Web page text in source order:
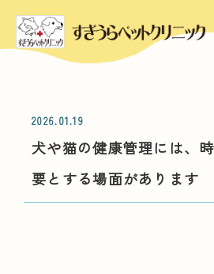
2026.01.19
犬や猫の健康管理には、
要とする場面があります